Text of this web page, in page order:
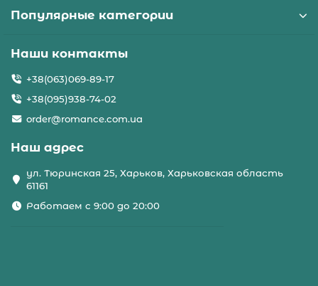
Популярные категории
Наши контакты
+38(063)069-89-17
+38(095)938-74-02
order@romance.com.ua
Наш адрес
ул. Тюринская 25, Харьков, Харьковская область
61161
Работаем с 9:00 до 20:00